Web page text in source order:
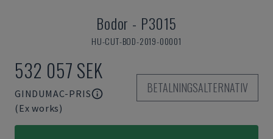
Bodor - P3015
HU-CUT-BOD-2019-00001
532 057 SEK
GINDUMAC-PRIS
(Ex works)
BETALNINGSALTERNATIV